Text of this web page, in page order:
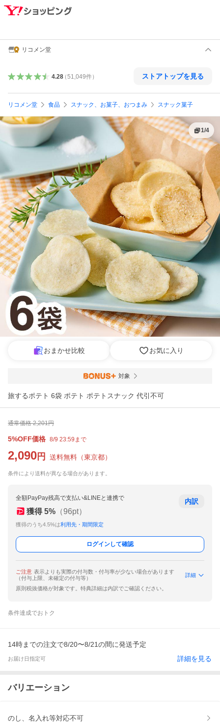
リコメン堂
4.28（51,049件） ストアトップを見る
リコメン堂 食品 スナック、お菓子、おつまみ スナック菓子
1/4
おまかせ比較 お気に入り
対象
旅するポテト 6袋 ポテト ポテトスナック 代引不可
通常価格 2,201円
5%OFF価格 8/9 23:59まで
2,090 円 送料無料 （東京都）
条件により送料が異なる場合があります。
全額PayPay残高で支払い&LINEと連携で
獲得 5% （96pt）
獲得のうち4.5%は利用先・期間限定
内訳
ログインして確認
ご注意 表示よりも実際の付与数・付与率が少ない場合があります
（付与上限、未確定の付与等）
詳細
原則税抜価格が対象です。特典詳細は内訳でご確認ください。
条件達成でおトク
14時までの注文で8/20〜8/21の間に発送予定
お届け日指定可 詳細を見る
バリエーション
のし、名入れ等対応不可